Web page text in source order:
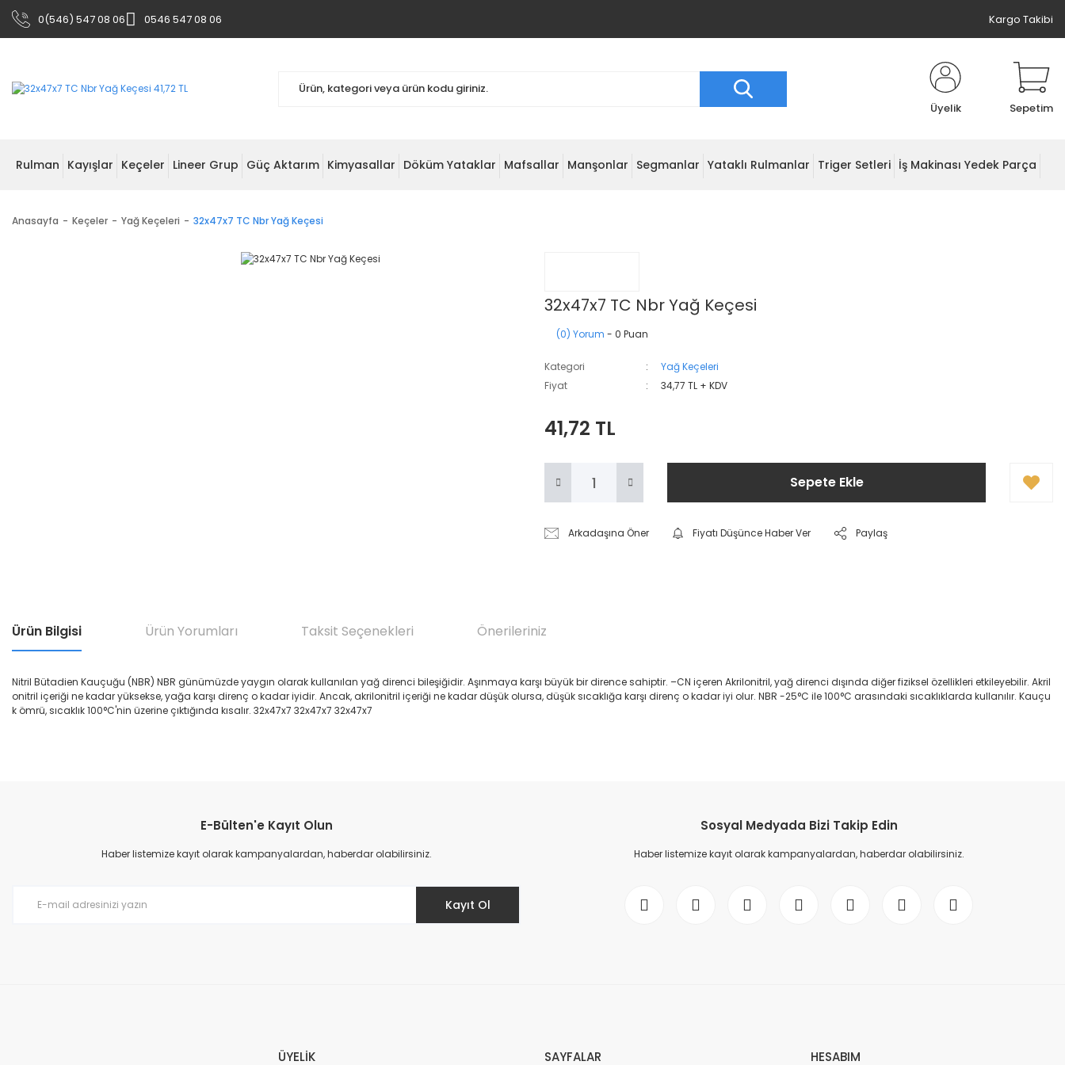
0(546) 547 08 06 0546 547 08 06 Kargo Takibi
Üyelik Sepetim
Rulman Kayışlar Keçeler Lineer Grup Güç Aktarım Kimyasallar Döküm Yataklar Mafsallar Manşonlar Segmanlar Yataklı Rulmanlar Triger Setleri İş Makinası Yedek Parça
Anasayfa Keçeler Yağ Keçeleri 32x47x7 TC Nbr Yağ Keçesi
32x47x7 TC Nbr Yağ Keçesi
(0) Yorum - 0 Puan
Kategori
Yağ Keçeleri
Fiyat
34,77 TL + KDV
41,72 TL
Sepete Ekle
Arkadaşına Öner Fiyatı Düşünce Haber Ver Paylaş
Ürün Bilgisi Ürün Yorumları Taksit Seçenekleri Önerileriniz
Nitril Bütadien Kauçuğu (NBR) NBR günümüzde yaygın olarak kullanılan yağ direnci bileşiğidir. Aşınmaya karşı büyük bir dirence sahiptir. –CN içeren Akrilonitril, yağ direnci dışında diğer fiziksel özellikleri etkileyebilir. Akril
onitril içeriği ne kadar yüksekse, yağa karşı direnç o kadar iyidir. Ancak, akrilonitril içeriği ne kadar düşük olursa, düşük sıcaklığa karşı direnç o kadar iyi olur. NBR -25°C ile 100°C arasındaki sıcaklıklarda kullanılır. Kauçu
k ömrü, sıcaklık 100°C'nin üzerine çıktığında kısalır. 32x47x7 32x47x7 32x47x7
Ürün resmi kalitesiz, bozuk veya görüntülenemiyor.
Ürün açıklamasında eksik bilgiler bulunuyor.
E-Bülten'e Kayıt Olun
Haber listemize kayıt olarak kampanyalardan, haberdar olabilirsiniz.
Kayıt Ol
Sosyal Medyada Bizi Takip Edin
Haber listemize kayıt olarak kampanyalardan, haberdar olabilirsiniz.
ÜYELİK SAYFALAR HESABIM